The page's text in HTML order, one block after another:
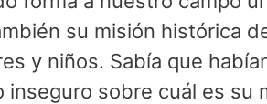
su misión histórica
y niños. Sabía que
inseguro sobre cuál es su